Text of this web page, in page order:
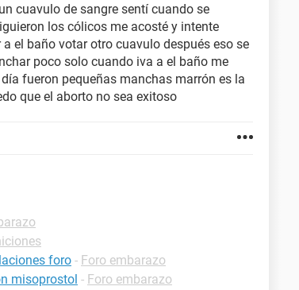
cuavulo de sangre sentí cuando se
los cólicos me acosté y intente
el baño votar otro cuavulo después eso se
poco solo cuando iva a el baño me
fueron pequeñas manchas marrón es la
que el aborto no sea exitoso
foro - Foro embarazo
misoprostol - Foro embarazo